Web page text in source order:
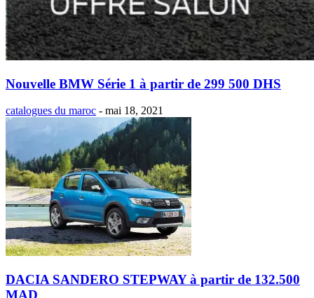
Nouvelle BMW Série 1 à partir de 299 500 DHS
catalogues du maroc - mai 18, 2021
DACIA SANDERO STEPWAY à partir de 132.500
MAD